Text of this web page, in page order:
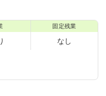
固定残業
なし